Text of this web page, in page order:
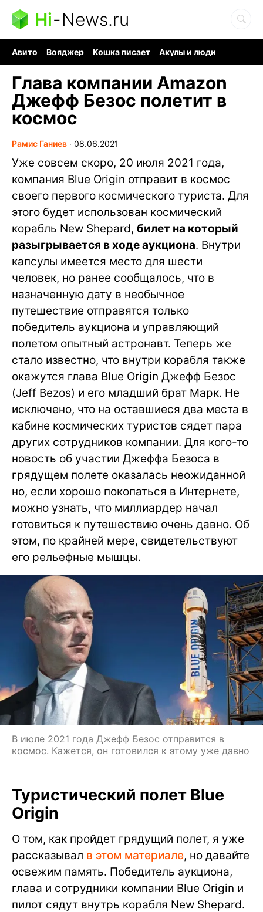
Hi-News.ru
Авито Вояджер Кошка писает
Акулы и люди
Глава компании Amazon
Джефф Безос полетит в
космос
Рамис Ганиев ∙ 08.06.2021
Уже совсем скоро, 20 июля 2021 года,
компания Blue Origin отправит в космос
своего первого космического туриста. Для
этого будет использован космический
корабль New Shepard, билет на который
разыгрывается в ходе аукциона. Внутри
капсулы имеется место для шести
человек, но ранее сообщалось, что в
назначенную дату в необычное
путешествие отправятся только
победитель аукциона и управляющий
полетом опытный астронавт. Теперь же
стало известно, что внутри корабля также
окажутся глава Blue Origin Джефф Безос
(Jeff Bezos) и его младший брат Марк. Не
исключено, что на оставшиеся два места в
кабине космических туристов сядет пара
других сотрудников компании. Для кого-то
новость об участии Джеффа Безоса в
грядущем полете оказалась неожиданной
но, если хорошо покопаться в Интернете,
можно узнать, что миллиардер начал
готовиться к путешествию очень давно. Об
этом, по крайней мере, свидетельствуют
его рельефные мышцы.
В июле 2021 года Джефф Безос отправится в
космос. Кажется, он готовился к этому уже давно
Туристический полет Blue
Origin
О том, как пройдет грядущий полет, я уже
рассказывал в этом материале, но давайте
освежим память. Победитель аукциона,
глава и сотрудники компании Blue Origin и
пилот сядут внутрь корабля New Shepard.